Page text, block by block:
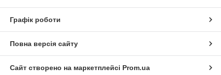
Графік роботи
Повна версія сайту
Сайт створено на маркетплейсі Prom.ua